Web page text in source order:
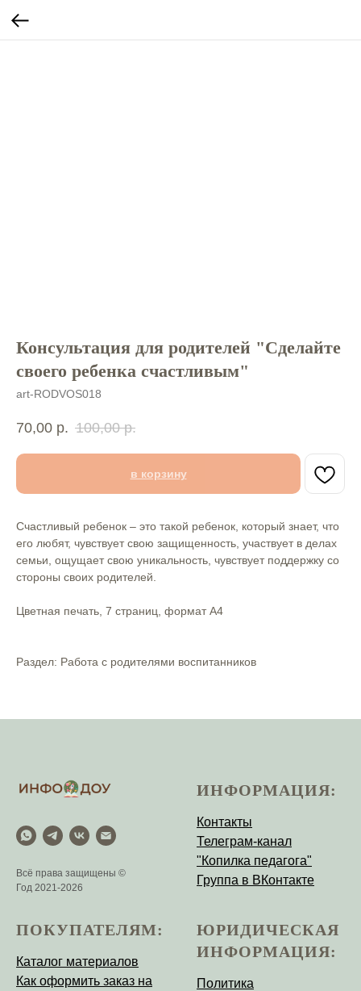
Консультация для родителей "Сделайте
своего ребенка счастливым"
art-RODVOS018
70,00 р. 100,00 р.
в корзину
Счастливый ребенок – это такой ребенок, который знает, что
его любят, чувствует свою защищенность, участвует в делах
семьи, ощущает свою уникальность, чувствует поддержку со
стороны своих родителей.
Цветная печать, 7 страниц, формат А4
Раздел: Работа с родителями воспитанников
Всё права защищены ©
Год 2021-2026
ИНФОРМАЦИЯ:
Контакты
Телеграм-канал
"Копилка педагога"
Группа в ВКонтакте
ПОКУПАТЕЛЯМ:
Каталог материалов
Как оформить заказ на
ЮРИДИЧЕСКАЯ
ИНФОРМАЦИЯ:
Политика